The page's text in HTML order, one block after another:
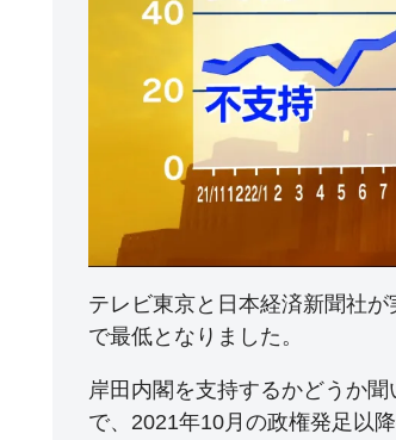
テレビ東京と日本経済新聞社
で最低となりました。
岸田内閣を支持するかどうか
で、2021年10月の政権発足以